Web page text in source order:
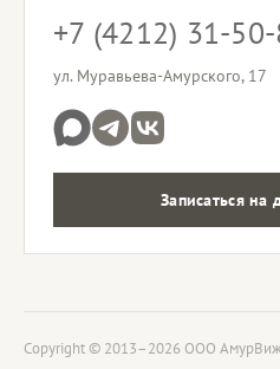
+7 (4212) 31-
ул. Муравьева-Амурского, 17
Записаться на
Copyright © 2013–2026 ООО